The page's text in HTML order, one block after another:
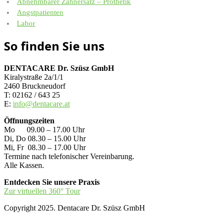
Abnehmbarer Zahnersatz – Prothetik
Angstpatienten
Labor
So finden Sie uns
DENTACARE Dr. Szüsz GmbH
Kiralystraße 2a/1/1
2460 Bruckneudorf
T: 02162 / 643 25
E: info@dentacare.at
Öffnungszeiten
Mo 09.00 – 17.00 Uhr
Di, Do 08.30 – 15.00 Uhr
Mi, Fr 08.30 – 17.00 Uhr
Termine nach telefonischer Vereinbarung.
Alle Kassen.
Entdecken Sie unsere Praxis
Zur virtuellen 360° Tour
Copyright 2025. Dentacare Dr. Szüsz GmbH